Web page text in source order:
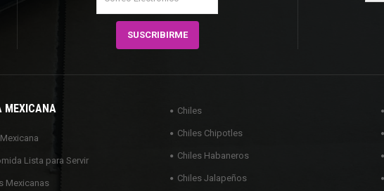
MEXICANA
Lista para Servir
Mexicanas
Chiles
Chiles Chipotles
Chiles Habaneros
Chiles Jalapeños